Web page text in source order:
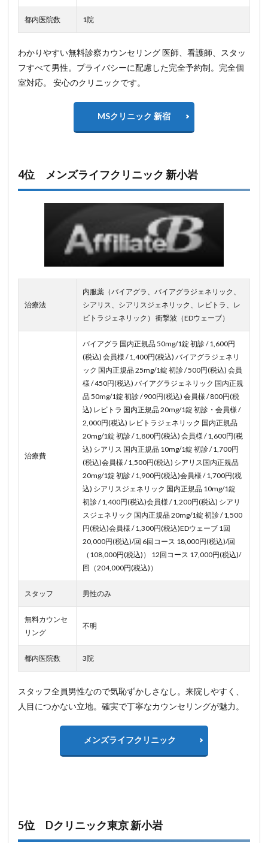
都内医院数 1院
わかりやすい無料診察カウンセリング 医師、看護師、スタッ
フすべて男性。プライバシーに配慮した完全予約制。完全個
室対応。 安心のクリニックです。
MSクリニック 新宿
4位 メンズライフクリニック 新小岩
治療法
内服薬（バイアグラ、バイアグラジェネリック、
シアリス、シアリスジェネリック、レビトラ、レ
ビトラジェネリック） 衝撃波（EDウェーブ）
治療費
バイアグラ 国内正規品 50mg/1錠 初診 / 1,600円
(税込) 会員様 / 1,400円(税込) バイアグラジェネリ
ック 国内正規品 25mg/1錠 初診 / 500円(税込) 会員
様 / 450円(税込) バイアグラジェネリック 国内正規
品 50mg/1錠 初診 / 900円(税込) 会員様 / 800円(税
込) レビトラ 国内正規品 20mg/1錠 初診・会員様 /
2,000円(税込) レビトラジェネリック 国内正規品
20mg/1錠 初診 / 1,800円(税込) 会員様 / 1,600円(税
込) シアリス 国内正規品 10mg/1錠 初診 / 1,700円
(税込)会員様 / 1,500円(税込) シアリス国内正規品
20mg/1錠 初診 / 1,900円(税込)会員様 / 1,700円(税
込) シアリスジェネリック 国内正規品 10mg/1錠
初診 / 1,400円(税込)会員様 / 1,200円(税込) シアリ
スジェネリック 国内正規品 20mg/1錠 初診 / 1,500
円(税込)会員様 / 1,300円(税込)EDウェーブ 1回
20,000円(税込)/回 6回コース 18,000円(税込)/回
（108,000円(税込)） 12回コース 17,000円(税込)/
回（204,000円(税込)）
スタッフ 男性のみ
無料カウンセ
リング
不明
都内医院数 3院
スタッフ全員男性なので気恥ずかしさなし。来院しやすく、
人目につかない立地。確実で丁寧なカウンセリングが魅力。
メンズライフクリニック
5位 Dクリニック東京 新小岩